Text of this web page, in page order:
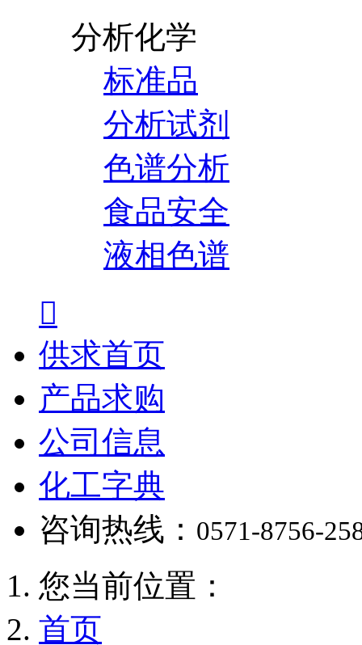
分析化学
标准品
分析试剂
色谱分析
食品安全
液相色谱

供求首页
产品求购
公司信息
化工字典
咨询热线： 0571-8756-
您当前位置：
首页